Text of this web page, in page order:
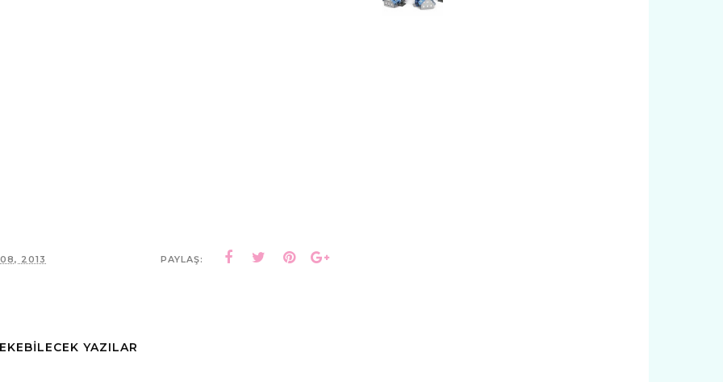
2013 PAYLAŞ:
YAZILAR